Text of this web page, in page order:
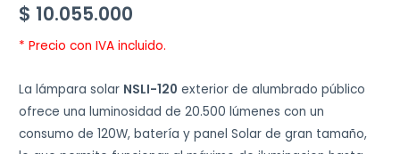
$ 10.055.000
* Precio con IVA incluido.
La lámpara solar NSLI-120 exterior de alumbrado público
ofrece una luminosidad de 20.500 lúmenes con un
consumo de 120W, batería y panel Solar de gran tamaño,